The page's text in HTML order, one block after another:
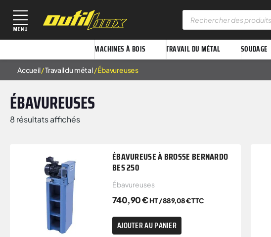
MACHINES À BOIS TRAVAIL DU MÉTAL SOUDAGE
Accueil/Travail du métal/ Ébavureuses
ÉBAVUREUSES
8 résultats affichés
ÉBAVUREUSE À BROSSE BERNARDO
BES 250
Ébavureuses
740,90€HT /889,08€TTC
AJOUTER AU PANIER